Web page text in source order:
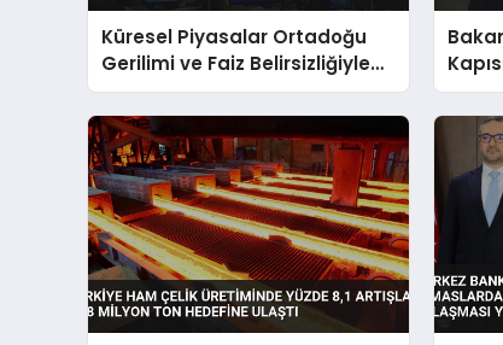
Küresel Piyasalar Ortadoğu
Gerilimi ve Faiz Belirsizliğiyle
Dalgalandı